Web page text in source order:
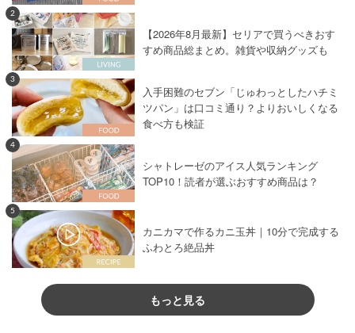
2
【2026年8月最新】セリアで買うべきおす
すめ商品総まとめ。雑貨や収納グッズも
3
入手困難のセブン「じゅわっとしたハチミ
ツパン」は口コミ通り？よりおいしくなる
食べ方も検証
4
シャトレーゼのアイス人気ランキング
TOP10！読者が選ぶおすすめ商品は？
5
カニカマで作るカニ玉丼｜10分で完成する
ふわとろ絶品丼
もっと見る